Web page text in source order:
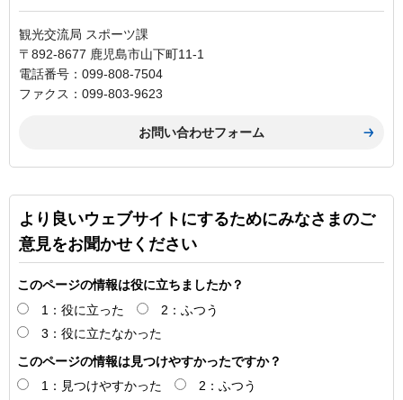
観光交流局 スポーツ課
〒892-8677 鹿児島市山下町11-1
電話番号：099-808-7504
ファクス：099-803-9623
より良いウェブサイトにするためにみなさまのご
意見をお聞かせください
このページの情報は役に立ちましたか？
1：役に立った
2：ふつう
3：役に立たなかった
このページの情報は見つけやすかったですか？
1：見つけやすかった
2：ふつう